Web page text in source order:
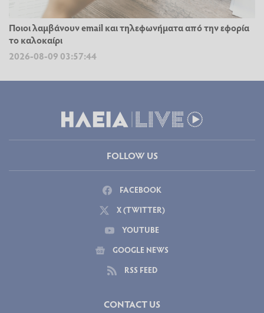
Ποιοι λαμβάνουν email και τηλεφωνήματα από την εφορία
το καλοκαίρι
2026-08-09 03:57:44
FOLLOW US
FACEBOOK
X (TWITTER)
YOUTUBE
GOOGLE NEWS
RSS FEED
CONTACT US